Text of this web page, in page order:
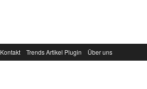
Kontakt Trends Artikel Plugin Über uns